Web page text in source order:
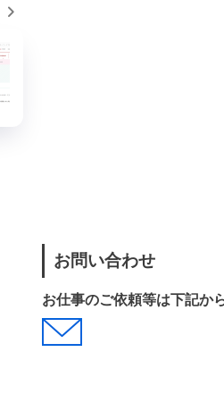
お問い合わせ
お仕事のご依頼等は下記か